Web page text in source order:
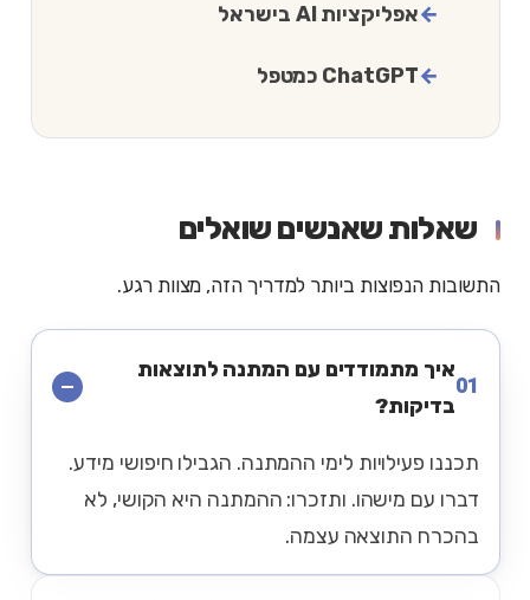
אפליקציות AI בישראל
ChatGPT כמטפל
שאלות שאנשים שואלים
התשובות הנפוצות ביותר למדריך הזה, מצוות רגע.
01
איך מתמודדים עם המתנה לתוצאות
בדיקות?
תכננו פעילויות לימי ההמתנה. הגבילו חיפושי מידע.
דברו עם מישהו. ותזכרו: ההמתנה היא הקושי, לא
בהכרח התוצאה עצמה.